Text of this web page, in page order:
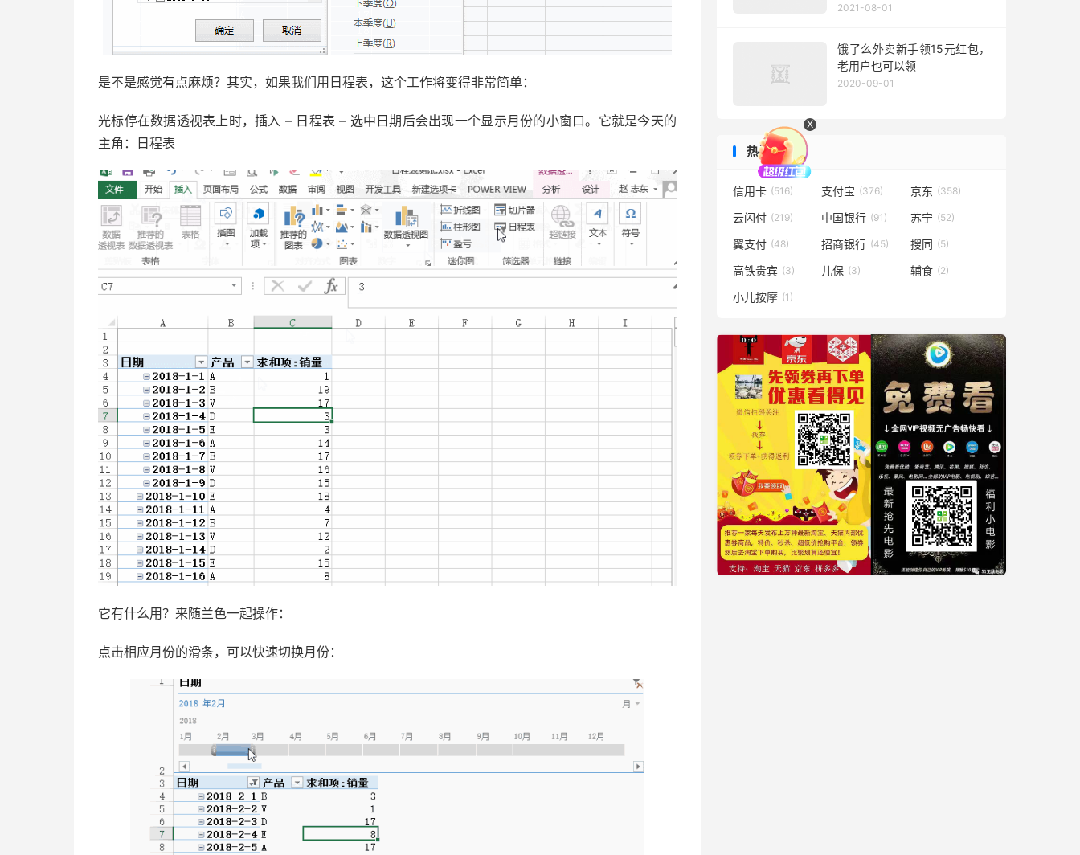
是不是感觉有点麻烦？其实，如果我们用日程表，这个工作将变得非常简单：
光标停在数据透视表上时，插入 – 日程表 – 选中日期后会出现一个显示月份的小窗口。它就是今天的
主角：日程表
它有什么用？来随兰色一起操作：
点击相应月份的滑条，可以快速切换月份：
2021-08-01
饿了么外卖新手领15元红包，
老用户也可以领
2020-09-01
热门标签
信用卡 (516) 支付宝 (376) 京东 (358)
云闪付 (219) 中国银行 (91) 苏宁 (52)
翼支付 (48) 招商银行 (45) 搜同 (5)
高铁贵宾 (3) 儿保 (3) 辅食 (2)
小儿按摩 (1)
X